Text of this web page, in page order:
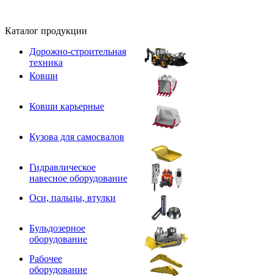
Каталог продукции
Дорожно-строительная
техника
Ковши
Ковши карьерные
Кузова для самосвалов
Гидравлическое
навесное оборудование
Оси, пальцы, втулки
Бульдозерное
оборудование
Рабочее
оборудование